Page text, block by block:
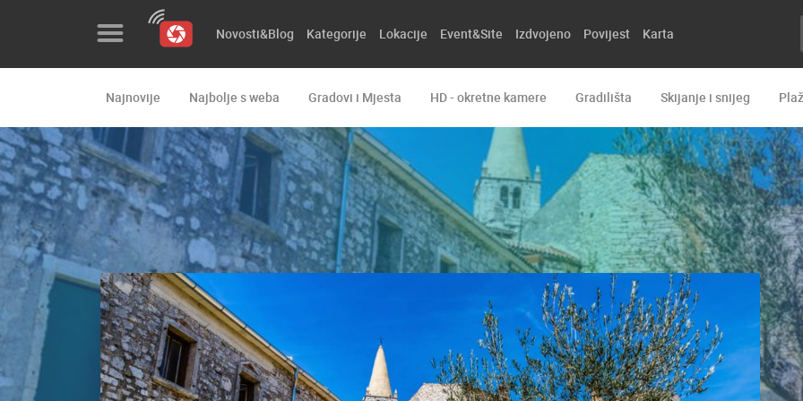
Kategorije
Lokacije
Event&Site
Izdvojeno
Povijest
Karta
Novosti&Blog Kategorije Lokacije Event&Site Izdvojeno Povijest Karta
Najnovije Najbolje s weba Gradovi i Mjesta HD - okretne kamere Gradilišta Skijanje i snijeg